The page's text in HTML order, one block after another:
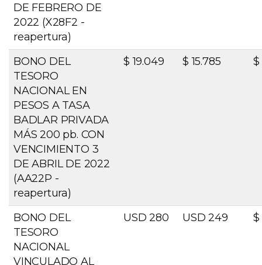
DE FEBRERO DE
2022 (X28F2 -
reapertura)
BONO DEL
TESORO
NACIONAL EN
PESOS A TASA
BADLAR PRIVADA
MÁS 200 pb. CON
VENCIMIENTO 3
DE ABRIL DE 2022
(AA22P -
reapertura)
$ 19.049 $ 15.785 $
BONO DEL
TESORO
NACIONAL
VINCULADO AL
USD 280 USD 249 $